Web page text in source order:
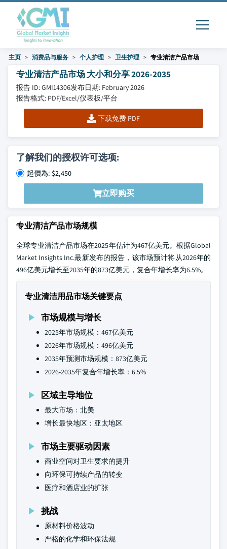
主页 消费品与服务 个人护理 卫生护理 专业清洁产品市场
专业清洁产品市场 大小和分享 2026-2035
报告 ID: GMI14306发布日期: February 2026
报告格式: PDF/Excel/仪表板/平台
下载免费 PDF
了解我们的授权许可选项:
起價為: $2,450
立即购买
专业清洁产品市场规模
全球专业清洁产品市场在2025年估计为467亿美元。根据Global
Market Insights Inc.最新发布的报告，该市场预计将从2026年的
496亿美元增长至2035年的873亿美元，复合年增长率为6.5%。
专业清洁用品市场关键要点
市场规模与增长
2025年市场规模：467亿美元
2026年市场规模：496亿美元
2035年预测市场规模：873亿美元
2026-2035年复合年增长率：6.5%
区域主导地位
最大市场：北美
增长最快地区：亚太地区
市场主要驱动因素
商业空间对卫生要求的提升
向环保可持续产品的转变
医疗和酒店业的扩张
挑战
原材料价格波动
严格的化学和环保法规